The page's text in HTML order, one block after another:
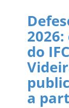
do
a